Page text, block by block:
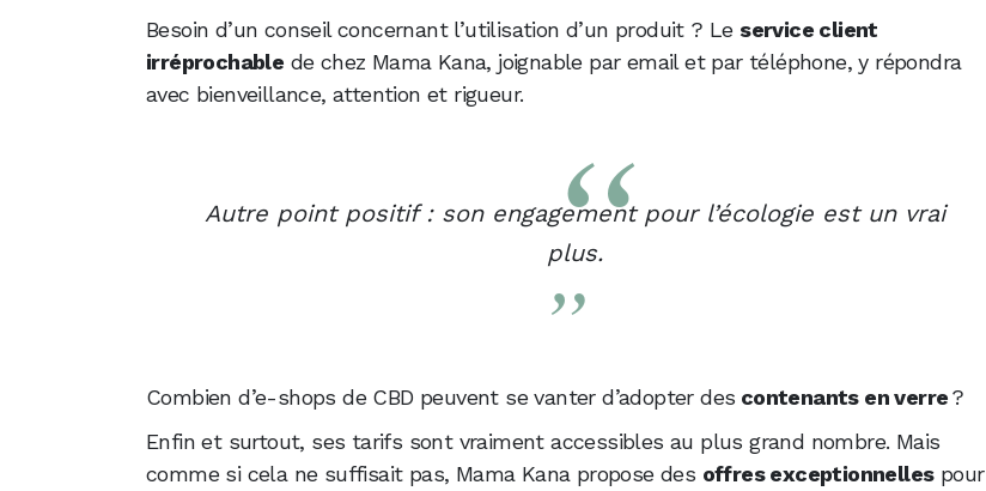
Besoin d’un conseil concernant l’utilisation d’un produit ? Le service client
irréprochable de chez Mama Kana, joignable par email et par téléphone, y répondra
avec bienveillance, attention et rigueur.
Autre point positif : son engagement pour l’écologie est un vrai
plus.
Combien d’e-shops de CBD peuvent se vanter d’adopter des contenants en verre?
Enfin et surtout, ses tarifs sont vraiment accessibles au plus grand nombre. Mais
comme si cela ne suffisait pas, Mama Kana propose des offres exceptionnellespour